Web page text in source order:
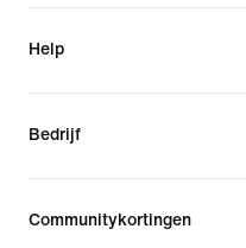
Help
Bedrijf
Communitykortingen